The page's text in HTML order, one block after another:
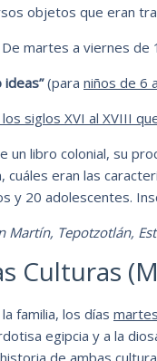
objetos que eran
De martes a viernes de
(para niños de 6
siglos XVI al XVIII
libro colonial, su
cuáles eran las
y 20 adolescentes.
Martín, Tepotzotlán,
Culturas
familia, los días martes
egipcia y a la
de ambas